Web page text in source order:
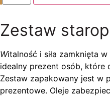
Staropolski
Zestaw
Witalność i siła zamknięta
idealny prezent osób, które
Zestaw zapakowany jest w
prezentowe. Oleje